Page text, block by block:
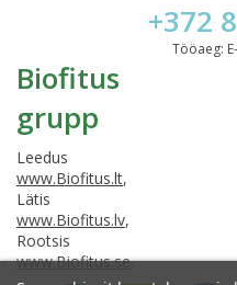
+372
Tööaeg:
Biofitus
grupp
Leedus
www.Biofitus.lt,
Lätis
www.Biofitus.lv,
Rootsis
www.Biofitus.se.